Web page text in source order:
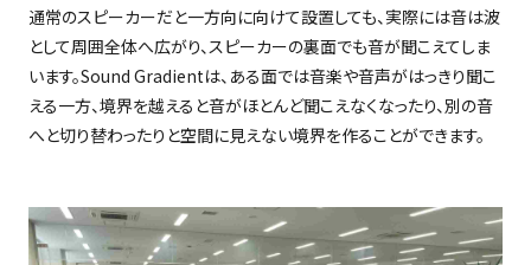
通常のスピーカーだと一方向に向けて設置しても、実際には音は波
として周囲全体へ広がり、スピーカーの裏面でも音が聞こえてしま
います。Sound Gradientは、ある面では音楽や音声がはっきり聞こ
える一方、境界を越えると音がほとんど聞こえなくなったり、別の音
へと切り替わったりと空間に見えない境界を作ることができます。